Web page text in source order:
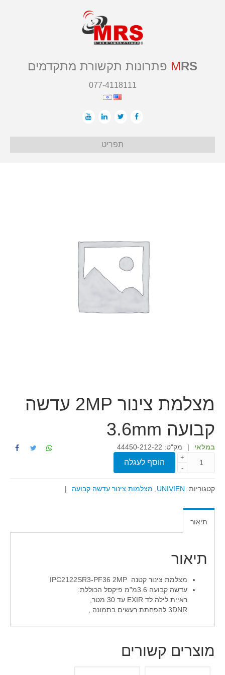
MRS פתרונות תקשורת מתקדמים
077-4118111
תפריט
מצלמת צינור 2MP עדשה
קבועה 3.6mm
במלאי | מק"ט: 44450-212-22
+
-
הוסף לעגלה
קטגוריות: UNIVIEN מצלמות צינור עדשה קבועה |
תיאור
תיאור
מצלמת צינור קטנה IPC2122SR3-PF36 2MP
עדשה קבועה 3.6מ"מ פיקסל הכוללת:
ראיית לילה לד EXIR עד 30 מטר,
3DNR להפחתת רעשים בתמונה ,
מוצרים קשורים